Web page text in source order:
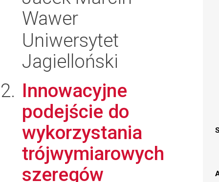
Wawer
Uniwersytet
Jagielloński
Innowacyjne
podejście do
wykorzystania
trójwymiarowych
szeregów